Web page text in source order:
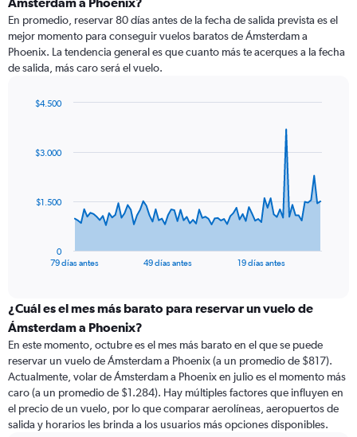
En promedio, reservar 80 días antes de la fecha de salida prevista es el
mejor momento para conseguir vuelos baratos de Ámsterdam a
Phoenix. La tendencia general es que cuanto más te acerques a la fecha
de salida, más caro será el vuelo.
data
The
categories.
Range:
categories.
The
chart
has
1
Y
79 días antes 49 días antes 19 días antes
0
$1.500
$3.000
$4.500
¿Cuál es el mes más barato para reservar un vuelo de
Ámsterdam a Phoenix?
En este momento, octubre es el mes más barato en el que se puede
reservar un vuelo de Ámsterdam a Phoenix (a un promedio de $817).
Actualmente, volar de Ámsterdam a Phoenix en julio es el momento más
caro (a un promedio de $1.284). Hay múltiples factores que influyen en
el precio de un vuelo, por lo que comparar aerolíneas, aeropuertos de
salida y horarios les brinda a los usuarios más opciones disponibles.